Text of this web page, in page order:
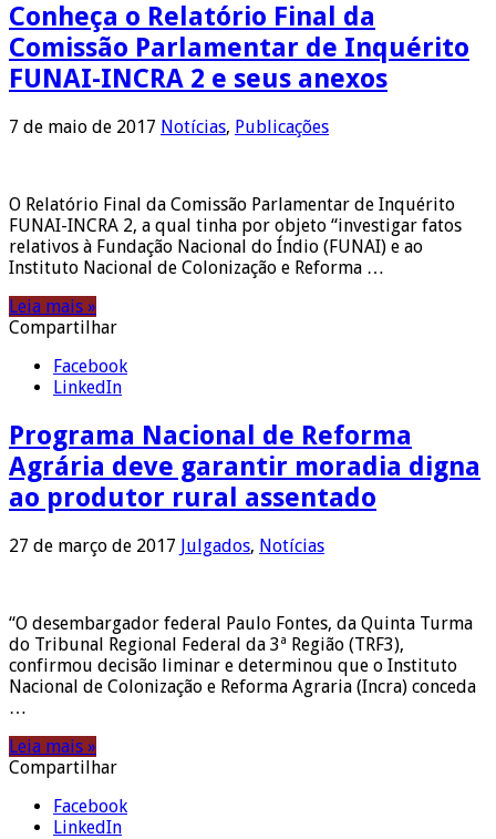
Conheça o Relatório Final da
Comissão Parlamentar de Inquérito
FUNAI-INCRA 2 e seus anexos
7 de maio de 2017 Notícias, Publicações
O Relatório Final da Comissão Parlamentar de Inquérito
FUNAI-INCRA 2, a qual tinha por objeto “investigar fatos
relativos à Fundação Nacional do Índio (FUNAI) e ao
Instituto Nacional de Colonização e Reforma …
Leia mais »
Compartilhar
Facebook
LinkedIn
Programa Nacional de Reforma
Agrária deve garantir moradia digna
ao produtor rural assentado
27 de março de 2017 Julgados, Notícias
“O desembargador federal Paulo Fontes, da Quinta Turma
do Tribunal Regional Federal da 3ª Região (TRF3),
confirmou decisão liminar e determinou que o Instituto
Nacional de Colonização e Reforma Agraria (Incra) conceda
…
Leia mais »
Compartilhar
Facebook
LinkedIn